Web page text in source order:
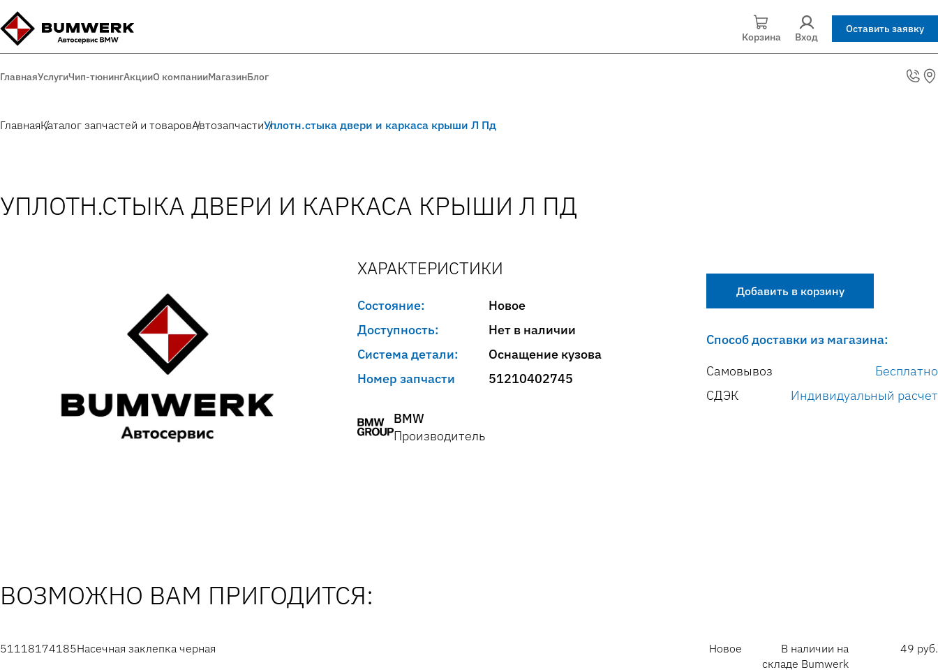
Корзина Вход
Оставить заявку
ГлавнаяУслугиЧип-тюнингАкцииО компанииМагазинБлог
ГлавнаяКаталог запчастей и товаровАвтозапчастиУплотн.стыка двери и каркаса крыши Л Пд
УПЛОТН.СТЫКА ДВЕРИ И КАРКАСА КРЫШИ Л ПД
ХАРАКТЕРИСТИКИ
Состояние:
Новое
Доступность:
Нет в наличии
Система детали:
Оснащение кузова
Номер запчасти
51210402745
BMW
Производитель
Добавить в корзину
Способ доставки из магазина:
Самовывоз
Бесплатно
СДЭК
Индивидуальный расчет
ВОЗМОЖНО ВАМ ПРИГОДИТСЯ:
51118174185Насечная заклепка черная Новое
В наличии на
складе Bumwerk
49 руб.